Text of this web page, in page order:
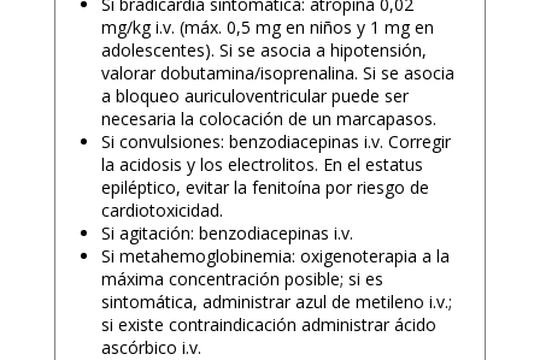
mg/kg i.v. (máx. 0,5 mg en niños y 1 mg en
adolescentes). Si se asocia a hipotensión,
valorar dobutamina/isoprenalina. Si se asocia
a bloqueo auriculoventricular puede ser
necesaria la colocación de un marcapasos.
Si convulsiones: benzodiacepinas i.v. Corregir
la acidosis y los electrolitos. En el estatus
epiléptico, evitar la fenitoína por riesgo de
cardiotoxicidad.
Si agitación: benzodiacepinas i.v.
Si metahemoglobinemia: oxigenoterapia a la
máxima concentración posible; si es
sintomática, administrar azul de metileno i.v.;
si existe contraindicación administrar ácido
ascórbico i.v.